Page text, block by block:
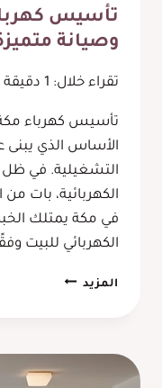
تأسيس
وصيانة
تقراء خلال: دقيقة
تأسيس كهرباء
الأساس الذي يبنى
التشغيلية. في ظل
الكهربائية، بات
في مكة يمتلك
الكهربائي للبيت
المزيد تأسيس
تمديد
وصيانة